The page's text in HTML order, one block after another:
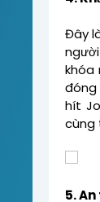
Đây
khóa
đóng
hít
cùng
5.